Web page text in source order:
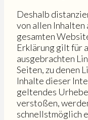
Deshalb
von allen
gesamten
Erklärung gilt für
ausgebrachten
Seiten, zu denen
Inhalte dieser
geltendes
verstoßen,
schnellstmöglich